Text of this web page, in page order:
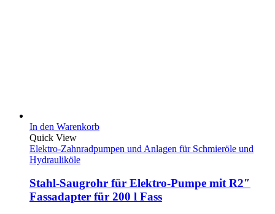
In den Warenkorb
Quick View
Elektro-Zahnradpumpen und Anlagen für Schmieröle und
Hydrauliköle
Stahl-Saugrohr für Elektro-Pumpe mit R2″
Fassadapter für 200 l Fass